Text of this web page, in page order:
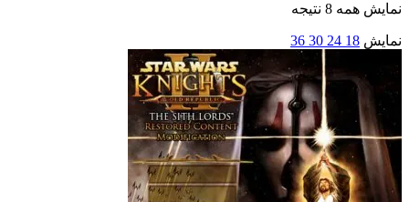
نمایش همه 8 نتیجه
نمایش 18
24
30
36